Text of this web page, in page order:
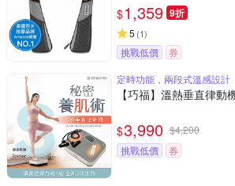
$1,359 9折
5 (1)
挑戰低價
券
定時功能，兩段式溫感設計
【巧福】溫熱垂直律
$3,990 $4,200
挑戰低價
券